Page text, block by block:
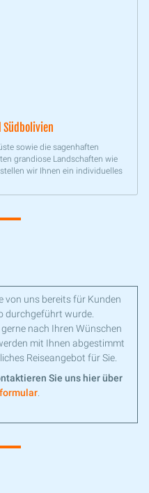
Südbolivien
sowie die sagenhaften
grandiose Landschaften wie
wir Ihnen ein individuelles
von uns bereits für Kunden
durchgeführt wurde.
nach Ihren Wünschen
mit Ihnen abgestimmt
Reiseangebot für Sie.
Sie uns hier über